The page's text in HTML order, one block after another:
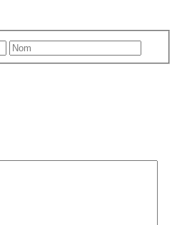
Prénom